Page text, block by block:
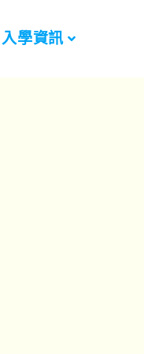
入學資訊